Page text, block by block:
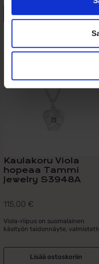
Lisää ostoskoriin
Kaulakoru Viola
hopeaa Tammi
Jewelry S3948A
115,00 €
Viola-riipus on suomalainen
käsityön taidonnäyte,
Lisää ostoskoriin